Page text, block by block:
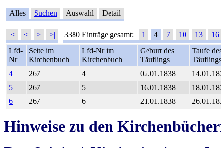
Alles Suchen Auswahl Detail
|< < > >| 3380 Einträge gesamt: 1 4 7 10 13
16
Lfd-
Nr
Seite im
Kirchenbuch
Lfd-Nr im
Kirchenbuch
Geburt des
Täuflings
Taufe
Täuflings
4
267 4 02.01.1838
5
267 5 16.01.1838
6
267 6 21.01.1838
Hinweise zu den